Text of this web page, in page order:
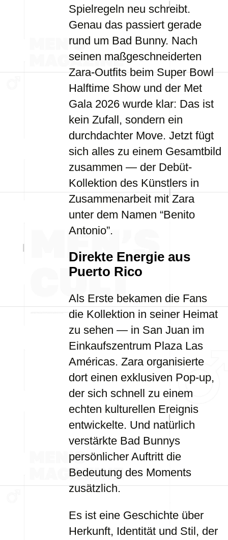
Spielregeln neu schreibt.
Genau das passiert gerade
rund um Bad Bunny. Nach
seinen maßgeschneiderten
Zara-Outfits beim Super Bowl
Halftime Show und der Met
Gala 2026 wurde klar: Das ist
kein Zufall, sondern ein
durchdachter Move. Jetzt fügt
sich alles zu einem Gesamtbild
zusammen — der Debüt-
Kollektion des Künstlers in
Zusammenarbeit mit Zara
unter dem Namen “Benito
Antonio”.
Direkte Energie aus
Puerto Rico
Als Erste bekamen die Fans
die Kollektion in seiner Heimat
zu sehen — in San Juan im
Einkaufszentrum Plaza Las
Américas. Zara organisierte
dort einen exklusiven Pop-up,
der sich schnell zu einem
echten kulturellen Ereignis
entwickelte. Und natürlich
verstärkte Bad Bunnys
persönlicher Auftritt die
Bedeutung des Moments
zusätzlich.
Es ist eine Geschichte über
Herkunft, Identität und Stil, der